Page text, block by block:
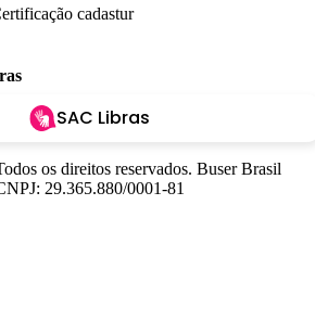
SAC Libras
os direitos reservados. Buser Brasil
29.365.880/0001-81